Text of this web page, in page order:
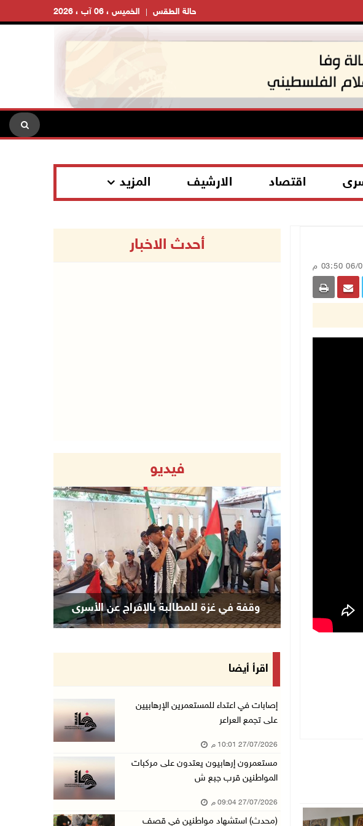
الخميس ، 06 آب ، 2026 حالة الطقس
اقتصاد الارشيف المزيد
أحدث الاخبار
فيديو
وقفة في غزة للمطالبة بالإفراج عن الأسرى
Previous Next
اقرأ أيضا
إصابات في اعتداء للمستعمرين الإرهابيين
على تجمع العراعر
27/07/2026 10:01 م
مستعمرون إرهابيون يعتدون على مركبات
المواطنين قرب جبع ش
27/07/2026 09:04 م
(محدث) استشهاد مواطنين في قصف